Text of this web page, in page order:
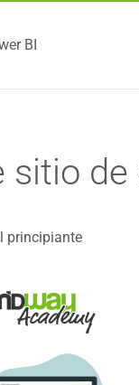
BI
sitio de
principiante